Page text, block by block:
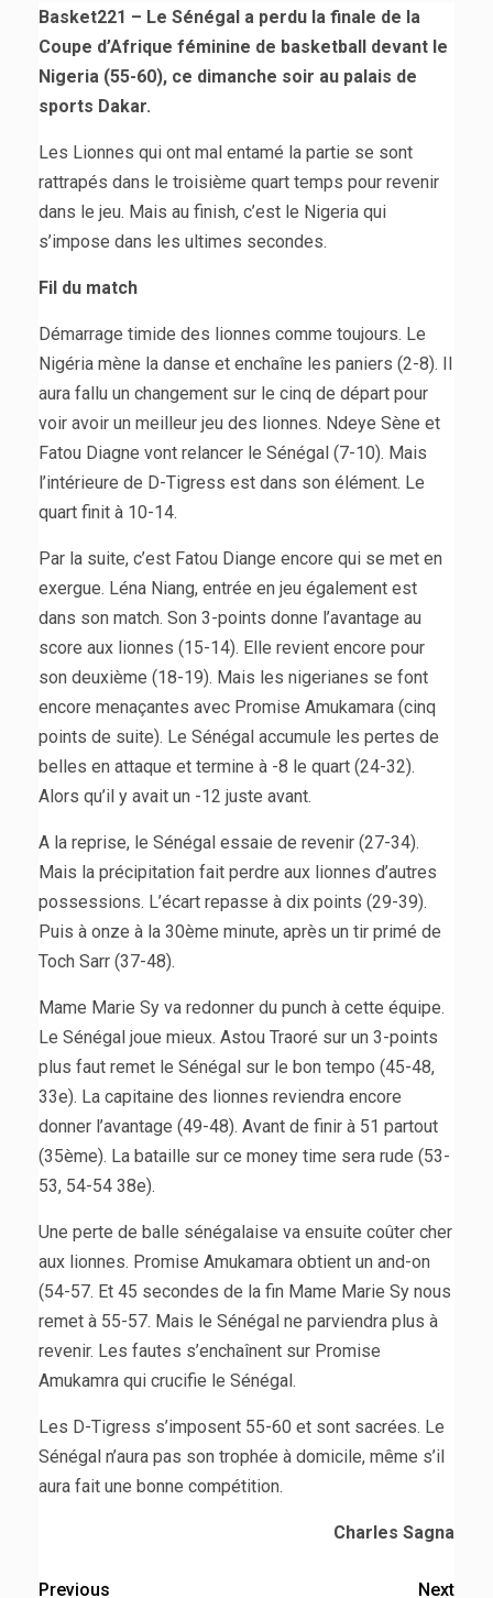
Basket221 – Le Sénégal a perdu la finale de la
Coupe d’Afrique féminine de basketball devant le
Nigeria (55-60), ce dimanche soir au palais de
sports Dakar.
Les Lionnes qui ont mal entamé la partie se sont
rattrapés dans le troisième quart temps pour revenir
dans le jeu. Mais au finish, c’est le Nigeria qui
s’impose dans les ultimes secondes.
Fil du match
Démarrage timide des lionnes comme toujours. Le
Nigéria mène la danse et enchaîne les paniers (2-8). Il
aura fallu un changement sur le cinq de départ pour
voir avoir un meilleur jeu des lionnes. Ndeye Sène et
Fatou Diagne vont relancer le Sénégal (7-10). Mais
l’intérieure de D-Tigress est dans son élément. Le
quart finit à 10-14.
Par la suite, c’est Fatou Diange encore qui se met en
exergue. Léna Niang, entrée en jeu également est
dans son match. Son 3-points donne l’avantage au
score aux lionnes (15-14). Elle revient encore pour
son deuxième (18-19). Mais les nigerianes se font
encore menaçantes avec Promise Amukamara (cinq
points de suite). Le Sénégal accumule les pertes de
belles en attaque et termine à -8 le quart (24-32).
Alors qu’il y avait un -12 juste avant.
A la reprise, le Sénégal essaie de revenir (27-34).
Mais la précipitation fait perdre aux lionnes d’autres
possessions. L’écart repasse à dix points (29-39).
Puis à onze à la 30ème minute, après un tir primé de
Toch Sarr (37-48).
Mame Marie Sy va redonner du punch à cette équipe.
Le Sénégal joue mieux. Astou Traoré sur un 3-points
plus faut remet le Sénégal sur le bon tempo (45-48,
33e). La capitaine des lionnes reviendra encore
donner l’avantage (49-48). Avant de finir à 51 partout
(35ème). La bataille sur ce money time sera rude (53-
53, 54-54 38e).
Une perte de balle sénégalaise va ensuite coûter cher
aux lionnes. Promise Amukamara obtient un and-on
(54-57. Et 45 secondes de la fin Mame Marie Sy nous
remet à 55-57. Mais le Sénégal ne parviendra plus à
revenir. Les fautes s’enchaînent sur Promise
Amukamra qui crucifie le Sénégal.
Les D-Tigress s’imposent 55-60 et sont sacrées. Le
Sénégal n’aura pas son trophée à domicile, même s’il
aura fait une bonne compétition.
Charles Sagna
Previous Next